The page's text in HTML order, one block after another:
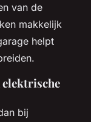
van de
makkelijk
helpt
elektrische
bij